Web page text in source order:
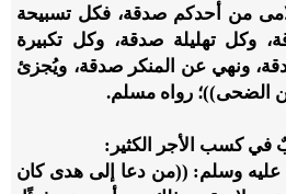
من أحدكم صدقة، فكل تسبيحة
وكل تهليلة صدقة، وكل تكبيرة
ونهي عن المنكر صدقة، ويُجزئ
الضحى))؛ رواه مسلم.
في كسب الأجر الكثير:
عليه وسلم: ((من دعا إلى هدى كان